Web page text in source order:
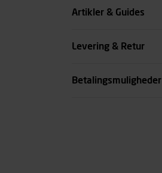
Artikler & Guides
Levering & Retur
Betalingsmuligheder